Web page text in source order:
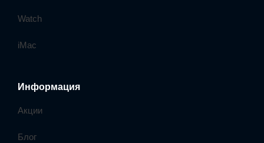
Watch
iMac
Информация
Акции
Блог